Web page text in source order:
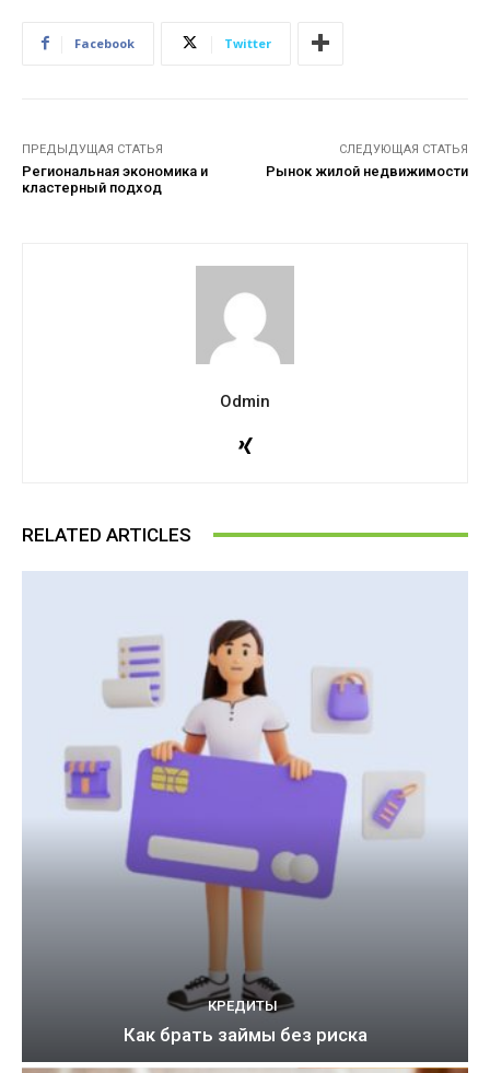
Facebook Twitter
ПРЕДЫДУЩАЯ СТАТЬЯ
Региональная экономика и
кластерный подход
СЛЕДУЮЩАЯ СТАТЬЯ
Рынок жилой недвижимости
Odmin
RELATED ARTICLES
КРЕДИТЫ
Как брать займы без риска